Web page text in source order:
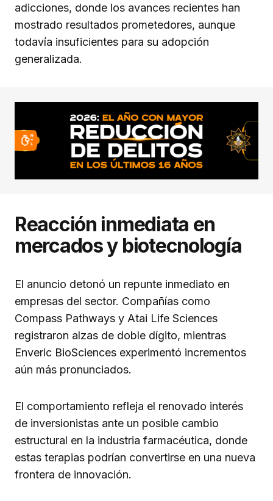
adicciones, donde los avances recientes han
mostrado resultados prometedores, aunque
todavía insuficientes para su adopción
generalizada.
Reacción inmediata en
mercados y biotecnología
El anuncio detonó un repunte inmediato en
empresas del sector. Compañías como
Compass Pathways y Atai Life Sciences
registraron alzas de doble dígito, mientras
Enveric BioSciences experimentó incrementos
aún más pronunciados.
El comportamiento refleja el renovado interés
de inversionistas ante un posible cambio
estructural en la industria farmacéutica, donde
estas terapias podrían convertirse en una nueva
frontera de innovación.